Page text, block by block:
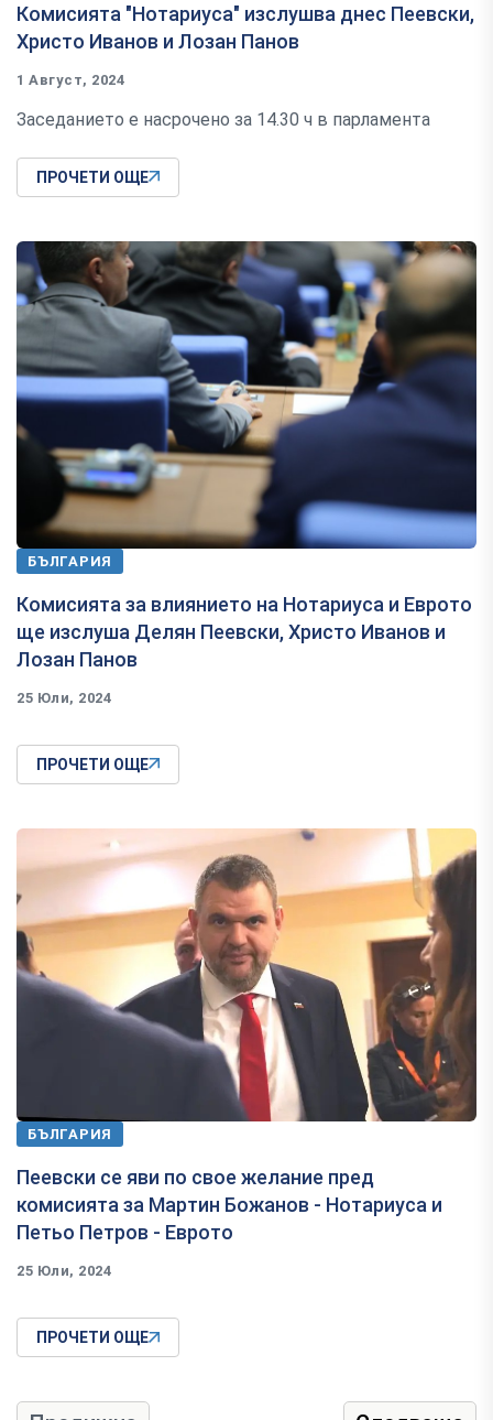
Комисията "Нотариуса" изслушва днес Пеевски,
Христо Иванов и Лозан Панов
1 Август, 2024
Заседанието е насрочено за 14.30 ч в парламента
ПРОЧЕТИ ОЩЕ
БЪЛГАРИЯ
Комисията за влиянието на Нотариуса и Еврото
ще изслуша Делян Пеевски, Христо Иванов и
Лозан Панов
25 Юли, 2024
ПРОЧЕТИ ОЩЕ
БЪЛГАРИЯ
Пеевски се яви по свое желание пред
комисията за Мартин Божанов - Нотариуса и
Петьо Петров - Еврото
25 Юли, 2024
ПРОЧЕТИ ОЩЕ